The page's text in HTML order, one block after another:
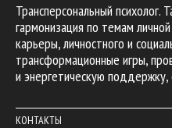
Трансперсональный психолог.
гармонизация по темам
карьеры, личностного и
трансформационные игры,
и энергетическую
КОНТАКТЫ